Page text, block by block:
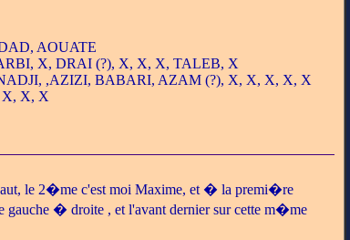
AOUATE
X, DRAI (?), X, X, X, TALEB, X
,AZIZI, BABARI, AZAM (?), X, X, X, X, X
X, X, X
le 2�me c'est moi Maxime, et � la premi�re
gauche � droite , et l'avant dernier sur cette m�me